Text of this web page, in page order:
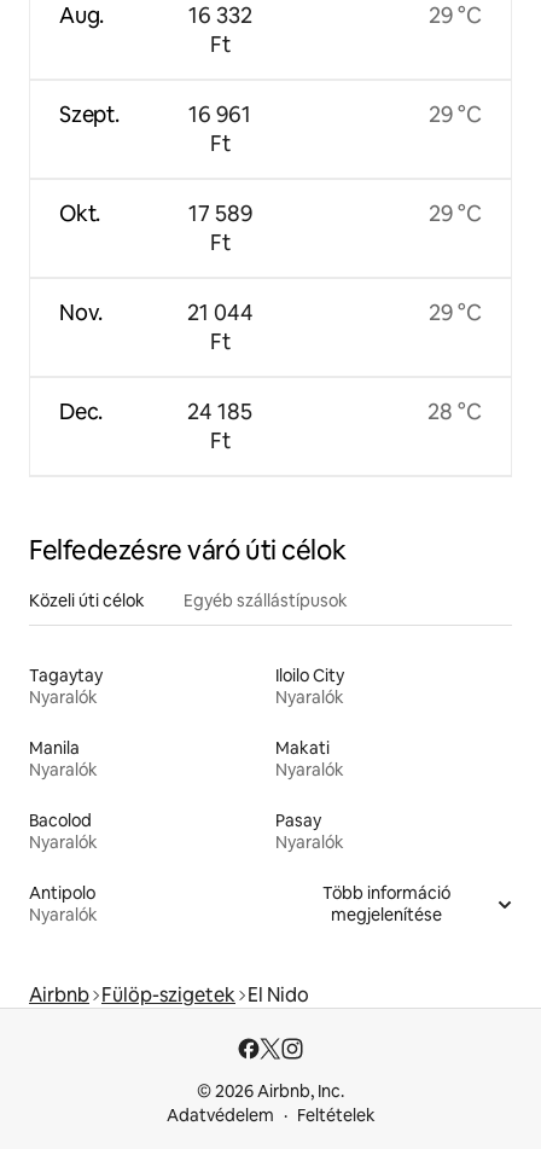
Aug.
Szept.
Okt.
Nov.
Dec.
16 332
Ft
16 961
Ft
17 589
Ft
21 044
Ft
24 185
Ft
29 °C
29 °C
29 °C
29 °C
28 °C
Felfedezésre váró úti célok
Közeli úti célok Egyéb szállástípusok
Tagaytay
Nyaralók
Iloilo City
Nyaralók
Manila
Nyaralók
Makati
Nyaralók
Bacolod
Nyaralók
Pasay
Nyaralók
Antipolo
Nyaralók
Több információ
megjelenítése
Airbnb Fülöp-szigetek El Nido
© 2026 Airbnb, Inc.
Adatvédelem
Feltételek